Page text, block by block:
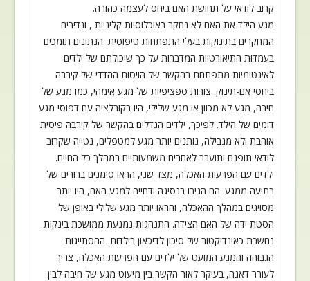
קרוב לודאי על תחושת האם ביחס לעצמה כהורה.
מגע הילד את האם לא נחקר באוכלוסיות קליניות , ונדירים
המחקרים בתינוקות בעלי התפתחות טיפוסית. הנתונים תומכים
בעמדות התיאורטיות המדברות על כך שיכולתם של ילדים
לאינטימיות מתפתחת בהקשר של הויסות ההדדי של קירבה
ביחסי אם-תינוק. צורות ספציפיות של מגע אימהי, כמו מגע של
חיבה, מגע לא מכוון או מגע שלילי, היו בקורלציה עם דפוסי מגע
דומים של הילד. לפיכך, ילדים הגדלים בהקשר של קירבה פיסית
אוהבת ולא מגבילה, נותנים יותר מגע למטפלים, נטייה שקרוב
לודאי תופנם ותועבר לאחרים משמעותיים במהלך כל החיים.
ילדים עם הפרעות האכלה, מצד שני, הראו סימנים ברורים של
רתיעה ממגע. הם הגיבו בנסיגה ודחייה למגע האם, היו יותר
מסויגים במהלך ההאכלה, והראו יותר מגע שלילי באופן של
הסטת ידה של האם הצידה. התנהגות נמנעת ממושכת בינקות
נחשבת כאינדיקטור של סיכון לדיכאון בילדות. ההסתייגות
הגבוהה והמגע המועט של ילדים עם הפרעות האכלה, צריך
לעורר דאגה, בעיקר לאור הקשר בין מיעוט מגע של חיבה לבין